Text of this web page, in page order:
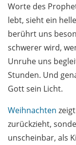
Worte des
lebt, sieht ein
berührt uns
schwerer wird,
Unruhe uns
Stunden. Und
Gott sein Licht.
Weihnachten
zurückzieht,
unscheinbar, als